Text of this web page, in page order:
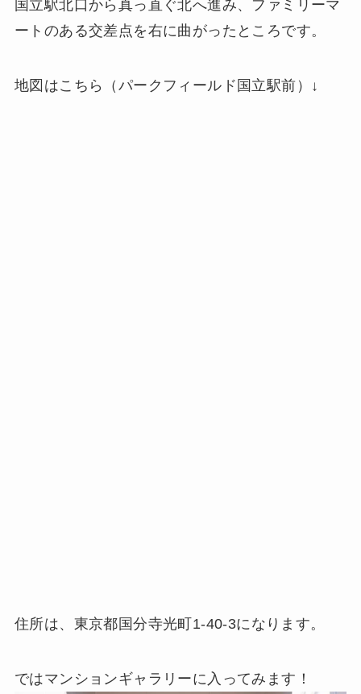
国立駅北口から真っ直ぐ北へ進み、ファミリーマ
ートのある交差点を右に曲がったところです。
地図はこちら（パークフィールド国立駅前）↓
住所は、東京都国分寺光町1-40-3になります。
ではマンションギャラリーに入ってみます！